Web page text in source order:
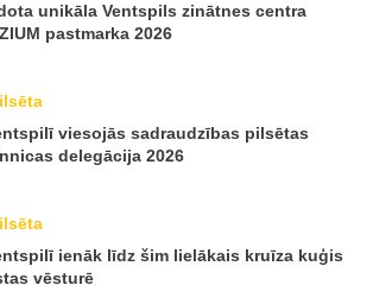
unikāla Ventspils zinātnes centra
pastmarka 2026
viesojās sadraudzības pilsētas
delegācija 2026
ienāk līdz šim lielākais kruīza kuģis
vēsturē